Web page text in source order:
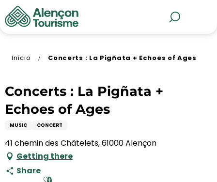
Aller
au
contenu
Início Concerts : La Pigñata + Echoes of Ages
Concerts : La Pigñata +
Echoes of Ages
MUSIC CONCERT
41 chemin des Châtelets, 61000 Alençon
Getting there
Share Ajouter aux favoris